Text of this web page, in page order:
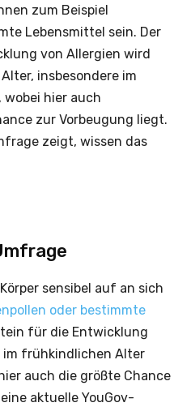
zum Beispiel
Lebensmittel sein. Der
von Allergien wird
insbesondere im
hier auch
zur Vorbeugung liegt.
zeigt, wissen das
sensibel auf an sich
oder bestimmte
für die Entwicklung
im frühkindlichen Alter
auch die größte Chance
aktuelle YouGov-